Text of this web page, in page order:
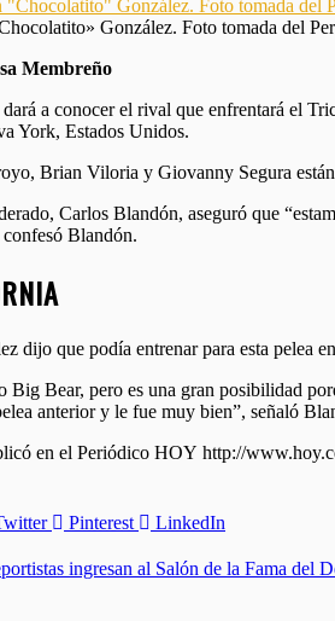
González. Foto tomada del
Membreño
dará a conocer el rival que enfrentará el
York, Estados Unidos.
Brian Viloria y Giovanny Segura están
Carlos Blandón, aseguró que
Blandón.
dijo que podía entrenar para esta pelea
Big Bear, pero es una gran posibilidad
anterior y le fue muy bien”, señaló
en el Periódico HOY http://
Pinterest LinkedIn
ingresan al Salón de la Fama del